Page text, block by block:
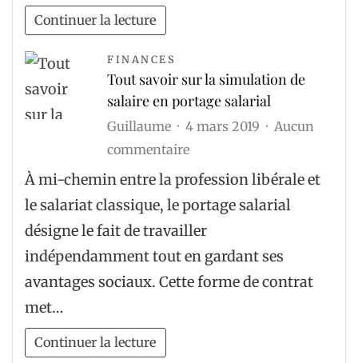
conduits
?
Continuer la lecture
FINANCES
Tout savoir sur la simulation de
salaire en portage salarial
Guillaume 4 mars 2019
Aucun
commentairesur
Tout
la
simulation
de
À mi-chemin entre la profession libérale et
le salariat classique, le portage salarial
désigne le fait de travailler
indépendamment tout en gardant ses
avantages sociaux. Cette forme de contrat
met…
Continuer la lecture